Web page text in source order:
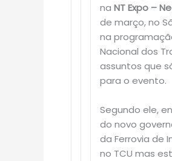
na NT Expo –
de março, no
na
Nacional dos
assuntos que
para o evento.
Segundo ele,
do novo
da Ferrovia de
no TCU mas